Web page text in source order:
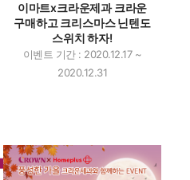
이마트x크라운제과 크라운
구매하고 크리스마스 닌텐도
스위치 하자!
이벤트 기간 : 2020.12.17 ~
2020.12.31